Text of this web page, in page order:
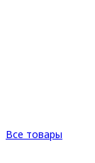
Все товары